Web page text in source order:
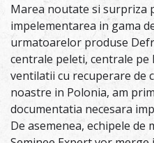
Marea noutate si surpriza
impelementarea in gama
urmatoarelor produse
centrale peleti, centrale pe
ventilatii cu recuperare de
noastre in Polonia, am
documentatia necesara
De asemenea, echipele